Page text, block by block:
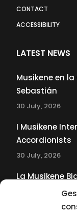
CONTACT
ACCESSIBILITY
LATEST NEWS
Musikene en
Sebastián
30 July, 2026
I Musikene
Accordionists
30 July, 2026
La Musikene
Tolliver en el